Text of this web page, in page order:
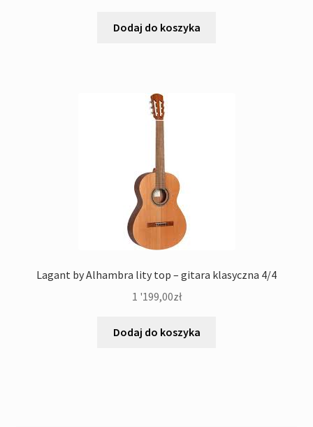
Dodaj do koszyka
Lagant by Alhambra lity top – gitara klasyczna 4/4
1 '199,00zł
Dodaj do koszyka